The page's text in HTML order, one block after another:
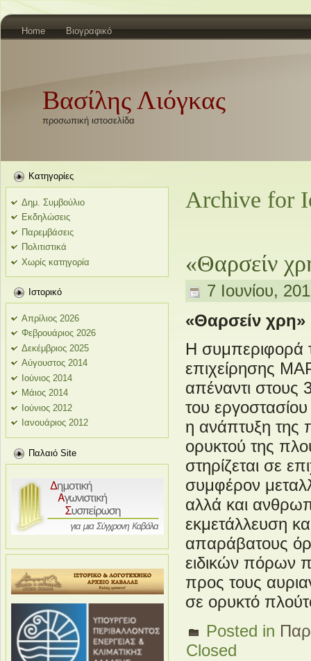
Home Βιογραφικό
Βασίλης Λιόγκας
προσωπική ιστοσελίδα
Kατηγορίες
Δημ. Συμβούλιο
Εκδηλώσεις
Παρεμβάσεις
Πολιτιστικά
Χωρίς κατηγορία
Ιστορικό
Απρίλιος 2026
Φεβρουάριος 2026
Δεκέμβριος 2025
Αύγουστος 2014
Ιούνιος 2014
Μάιος 2014
Ιούνιος 2012
Ιανουάριος 2012
Παλαιό Site
Archive for
«Θαρσείν
7 Ιουνίου,
«Θαρσείν χρη»
Η συμπεριφορά
επιχείρησης
απέναντι στους
του
η ανάπτυξη της
ορυκτού της
στηρίζεται σε
συμφέρον
αλλά και
εκμετάλλευση
απαράβατους
ειδικών πόρων
προς τους
σε ορυκτό
Posted in
Closed